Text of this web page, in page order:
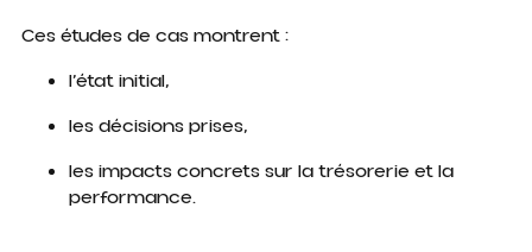
Ces études de cas montrent :
l’état initial,
les décisions prises,
les impacts concrets sur la trésorerie et la
performance.